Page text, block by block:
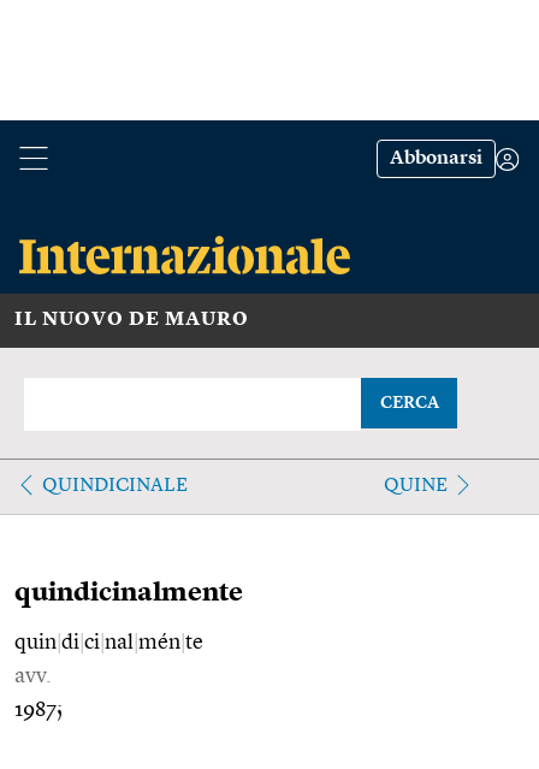
Abbonarsi
IL NUOVO DE MAURO
CERCA
QUINDICINALE QUINE
quindicinalmente
quin di ci nal mén te
avv.
1987;